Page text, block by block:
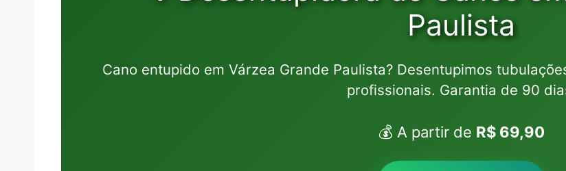
Paulista
Cano entupido em Várzea Grande Paulista? Desentupimos
profissionais. Garantia de 90
💰 A partir de R$ 69,90